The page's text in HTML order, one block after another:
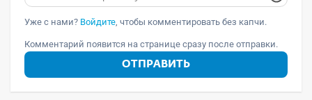
Уже с нами? Войдите, чтобы комментировать без капчи.
Комментарий появится на странице сразу после отправки.
ОТПРАВИТЬ